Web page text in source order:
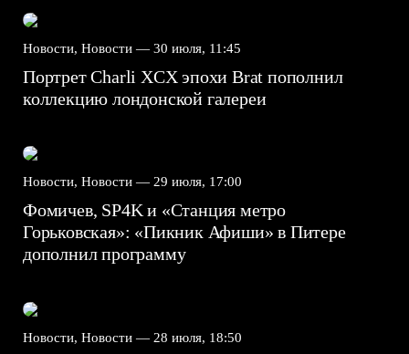
Новости, Новости — 30 июля, 11:45
Портрет Charli XCX эпохи Brat пополнил
коллекцию лондонской галереи
Новости, Новости — 29 июля, 17:00
Фомичев, SP4K и «Станция метро
Горьковская»: «Пикник Афиши» в Питере
дополнил программу
Новости, Новости — 28 июля, 18:50